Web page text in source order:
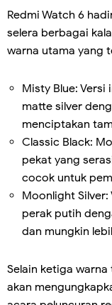
Redmi Watch 6
selera berbagai
warna utama yang
Misty Blue:
matte silver
menciptakan
Classic Black:
pekat yang
cocok untuk
Moonlight
perak putih
dan mungkin
Selain ketiga
akan